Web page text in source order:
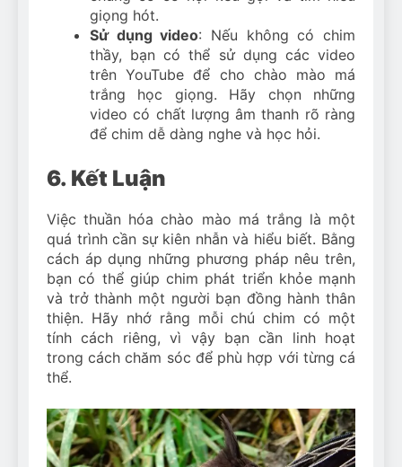
giọng hót.
Sử dụng video: Nếu không có chim
thầy, bạn có thể sử dụng các video
trên YouTube để cho chào mào má
trắng học giọng. Hãy chọn những
video có chất lượng âm thanh rõ ràng
để chim dễ dàng nghe và học hỏi.
6. Kết Luận
Việc thuần hóa chào mào má trắng là một
quá trình cần sự kiên nhẫn và hiểu biết. Bằng
cách áp dụng những phương pháp nêu trên,
bạn có thể giúp chim phát triển khỏe mạnh
và trở thành một người bạn đồng hành thân
thiện. Hãy nhớ rằng mỗi chú chim có một
tính cách riêng, vì vậy bạn cần linh hoạt
trong cách chăm sóc để phù hợp với từng cá
thể.